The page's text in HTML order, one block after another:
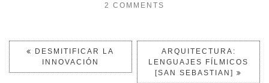
2 COMMENTS
DESMITIFICAR LA
INNOVACIÓN
ARQUITECTURA:
LENGUAJES FÍLMICOS
[SAN SEBASTIAN]